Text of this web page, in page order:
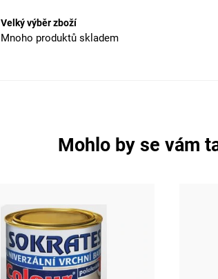
Velký výběr zboží
Mnoho produktů skladem
Mohlo by se vám